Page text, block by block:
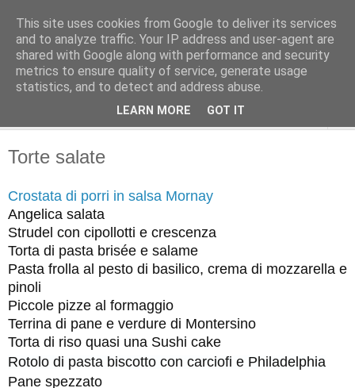
Torte salate
Crostata di porri in salsa Mornay
Angelica salata
Strudel con cipollotti e crescenza
Torta di pasta brisée e salame
Pasta frolla al pesto di basilico, crema di mozzarella e
pinoli
Piccole pizze al formaggio
Terrina di pane e verdure di Montersino
Torta di riso quasi una Sushi cake
Rotolo di pasta biscotto con carciofi e Philadelphia
Pane spezzato
This site uses cookies from Google to deliver its services
and to analyze traffic. Your IP address and user-agent are
shared with Google along with performance and security
metrics to ensure quality of service, generate usage
statistics, and to detect and address abuse.
LEARN MORE GOT IT